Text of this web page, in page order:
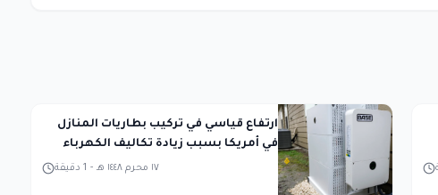
ارتفاع قياسي في تركيب بطاريات المنازل
في أمريكا بسبب زيادة تكاليف الكهرباء
1 دقيقة - ١٧ محرم ١٤٤٨ هـ